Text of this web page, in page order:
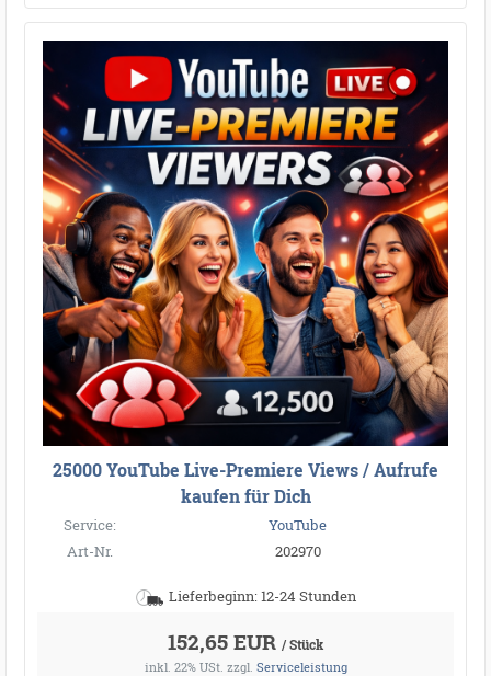
25000 YouTube Live-Premiere Views / Aufrufe
kaufen für Dich
Service:
YouTube
Art-Nr.
202970
Lieferbeginn: 12-24 Stunden
152,65 EUR / Stück
inkl. 22% USt. zzgl. Serviceleistung